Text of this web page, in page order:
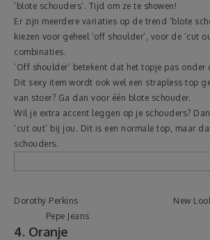
‘blote schouders’. Tijd om ze te showen!
Er zijn meerdere variaties op de trend ‘blote
kiezen voor geheel ‘off shoulder’, voor de ‘cut
combinaties.
‘Off shoulder’ betekent dat het topje pas
Dit sexy item wordt ook wel een strapless top
van stoer? Ga dan voor één blote schouder.
Wil je extra accent leggen op je schouders?
‘cut out’ bij jou. Dit is een normale top, maar
schouders.
Dorothy Perkins New
Pepe Jeans
4. Oranje